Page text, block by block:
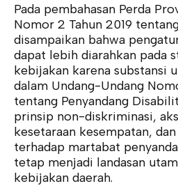
Pada pembahasan Perda
Nomor 2 Tahun 2019
disampaikan bahwa
dapat lebih diarahkan pada
kebijakan karena substansi
dalam Undang-Undang
tentang Penyandang
prinsip non-diskriminasi,
kesetaraan kesempatan,
terhadap martabat
tetap menjadi landasan
kebijakan daerah.